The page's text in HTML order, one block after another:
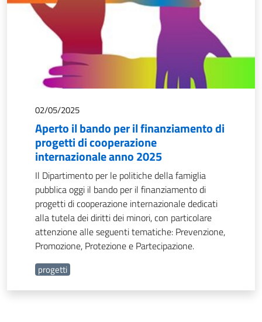
02/05/2025
Aperto il bando per il finanziamento di
progetti di cooperazione
internazionale anno 2025
Il Dipartimento per le politiche della famiglia
pubblica oggi il bando per il finanziamento di
progetti di cooperazione internazionale dedicati
alla tutela dei diritti dei minori, con particolare
attenzione alle seguenti tematiche: Prevenzione,
Promozione, Protezione e Partecipazione.
progetti